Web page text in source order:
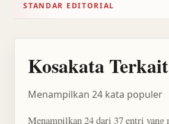
STANDAR EDITORIAL
Kosakata Terkait
Menampilkan 24 kata populer
Menampilkan 24 dari 37 entri yang